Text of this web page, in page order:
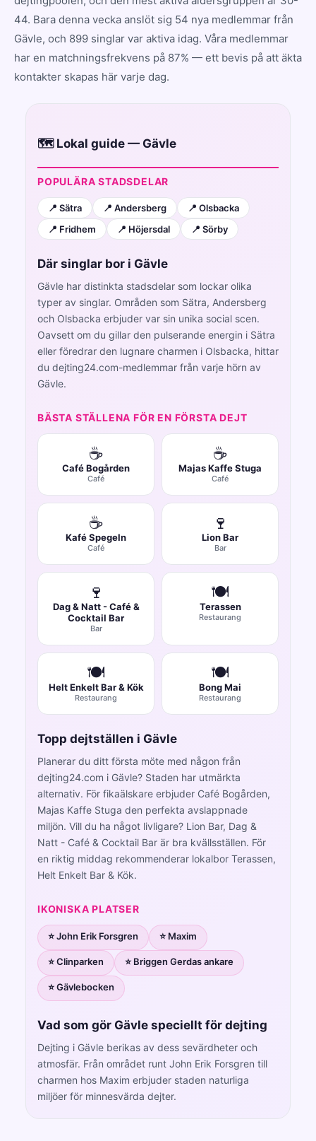
44. Bara denna vecka anslöt sig 54 nya medlemmar från
Gävle, och 899 singlar var aktiva idag. Våra medlemmar
har en matchningsfrekvens på 87% — ett bevis på att äkta
kontakter skapas här varje dag.
🗺️ Lokal guide — Gävle
POPULÄRA STADSDELAR
📍 Sätra 📍 Andersberg
📍 Olsbacka
📍 Fridhem
📍 Höjersdal 📍 Sörby
Där singlar bor i Gävle
Gävle har distinkta stadsdelar som lockar olika
typer av singlar. Områden som Sätra, Andersberg
och Olsbacka erbjuder var sin unika social scen.
Oavsett om du gillar den pulserande energin i Sätra
eller föredrar den lugnare charmen i Olsbacka, hittar
du dejting24.com-medlemmar från varje hörn av
Gävle.
BÄSTA STÄLLENA FÖR EN FÖRSTA DEJT
☕
Café Bogården
Café
☕
Majas Kaffe Stuga
Café
☕
Kafé Spegeln
Café
🍷
Lion Bar
Bar
🍷
Dag & Natt - Café &
Cocktail Bar
Bar
🍽️
Terassen
Restaurang
🍽️
Helt Enkelt Bar & Kök
Restaurang
🍽️
Bong Mai
Restaurang
Topp dejtställen i Gävle
Planerar du ditt första möte med någon från
dejting24.com i Gävle? Staden har utmärkta
alternativ. För fikaälskare erbjuder Café Bogården,
Majas Kaffe Stuga den perfekta avslappnade
miljön. Vill du ha något livligare? Lion Bar, Dag &
Natt - Café & Cocktail Bar är bra kvällsställen. För
en riktig middag rekommenderar lokalbor Terassen,
Helt Enkelt Bar & Kök.
IKONISKA PLATSER
⭐ John Erik Forsgren ⭐ Maxim
⭐ Clinparken ⭐ Briggen Gerdas ankare
⭐ Gävlebocken
Vad som gör Gävle speciellt för dejting
Dejting i Gävle berikas av dess sevärdheter och
atmosfär. Från området runt John Erik Forsgren till
charmen hos Maxim erbjuder staden naturliga
miljöer för minnesvärda dejter.